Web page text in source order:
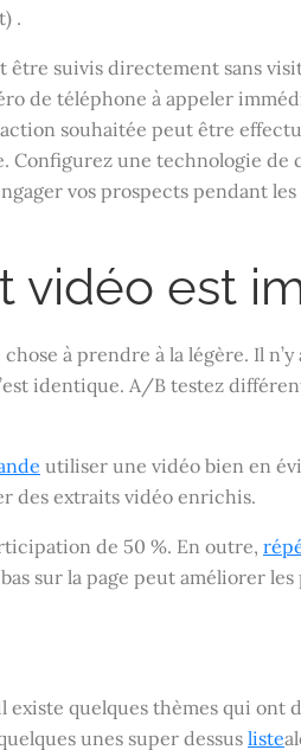
.
être suivis directement sans
de téléphone à appeler
souhaitée peut être
Configurez une technologie de
vos prospects pendant
vidéo est
à prendre à la légère. Il
identique. A/B testez
utiliser une vidéo bien en
des extraits vidéo enrichis.
de 50 %. En outre,
sur la page peut améliorer les
existe quelques thèmes qui ont
unes super dessusliste